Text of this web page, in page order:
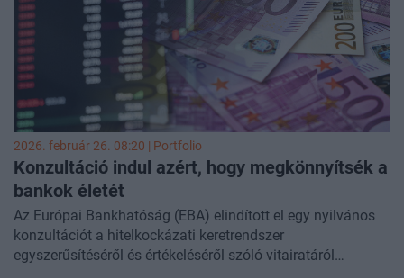
2026. február 26. 08:20 | Portfolio
Konzultáció indul azért, hogy megkönnyítsék a
bankok életét
Az Európai Bankhatóság (EBA) elindított el egy nyilvános
konzultációt a hitelkockázati keretrendszer
egyszerűsítéséről és értékeléséről szóló vitairatáról